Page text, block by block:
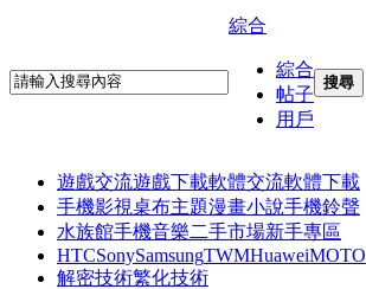
綜合
綜合
帖子
用戶
搜尋
遊戲交流遊戲下載軟體交流軟體下載
手機影視桌布主題漫畫小說手機鈴聲
水族館手機音樂二手市場新手專區
HTCSonySamsungTWMHuaweiMOTO
解密技術繁化技術